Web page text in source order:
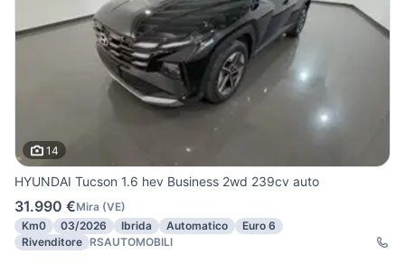
14
HYUNDAI Tucson 1.6 hev Business 2wd 239cv auto
31.990 €Mira (VE)
Km0
03/2026 Ibrida Automatico
Euro 6
Rivenditore RSAUTOMOBILI